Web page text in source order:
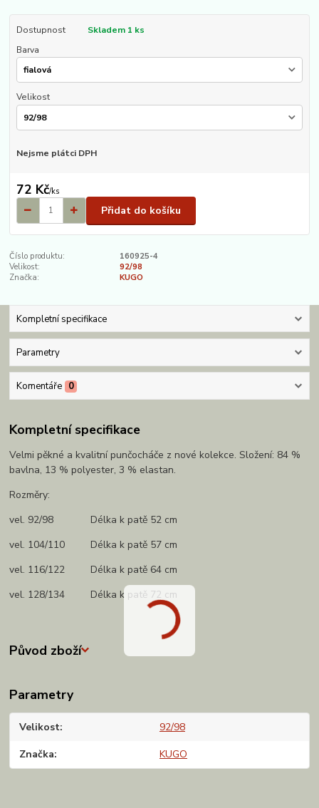
Dostupnost
Skladem 1 ks
Barva
Velikost
Nejsme plátci DPH
72 Kč/ks
Přidat do košíku
Číslo produktu:
160925-4
Velikost:
92/98
Značka:
KUGO
Kompletní specifikace
Parametry
Komentáře 0
Kompletní specifikace
Velmi pěkné a kvalitní punčocháče z nové kolekce. Složení: 84 %
bavlna, 13 % polyester, 3 % elastan.
Rozměry:
vel. 92/98 Délka k patě 52 cm
vel. 104/110 Délka k patě 57 cm
vel. 116/122 Délka k patě 64 cm
vel. 128/134 Délka k patě 72 cm
Původ zboží
Parametry
Velikost 92/98
Značka KUGO